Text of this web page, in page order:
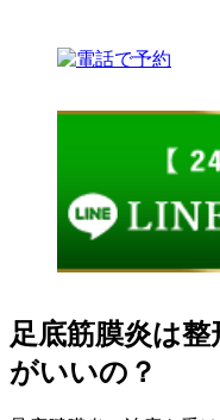
足底筋膜炎は
がいいの？